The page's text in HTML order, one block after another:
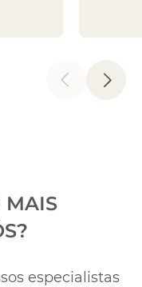
MAIS
especialistas